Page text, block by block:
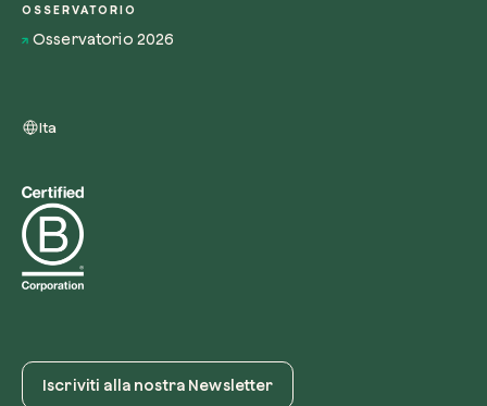
OSSERVATORIO
Osservatorio 2026
Ita
Iscriviti alla nostra Newsletter